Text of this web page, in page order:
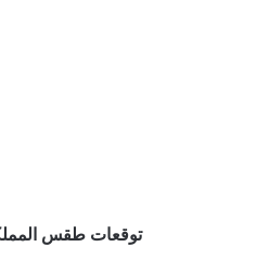
توقعات طقس